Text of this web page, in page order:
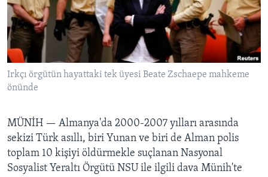
HAYATTAN
SANAT
BIZI TAKIP EDIN
Diller
Irkçı örgütün hayattaki tek üyesi Beate Zschaepe mahkeme
önünde
MÜNİH — Almanya'da 2000-2007 yılları arasında
sekizi Türk asıllı, biri Yunan ve biri de Alman polis
toplam 10 kişiyi öldürmekle suçlanan Nasyonal
Sosyalist Yeraltı Örgütü NSU ile ilgili dava Münih'te